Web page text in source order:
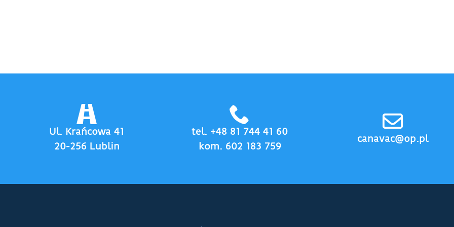
Ul. Krańcowa 41
20-256 Lublin
tel. +48 81 744 41 60
kom. 602 183 759
canavac@op.pl